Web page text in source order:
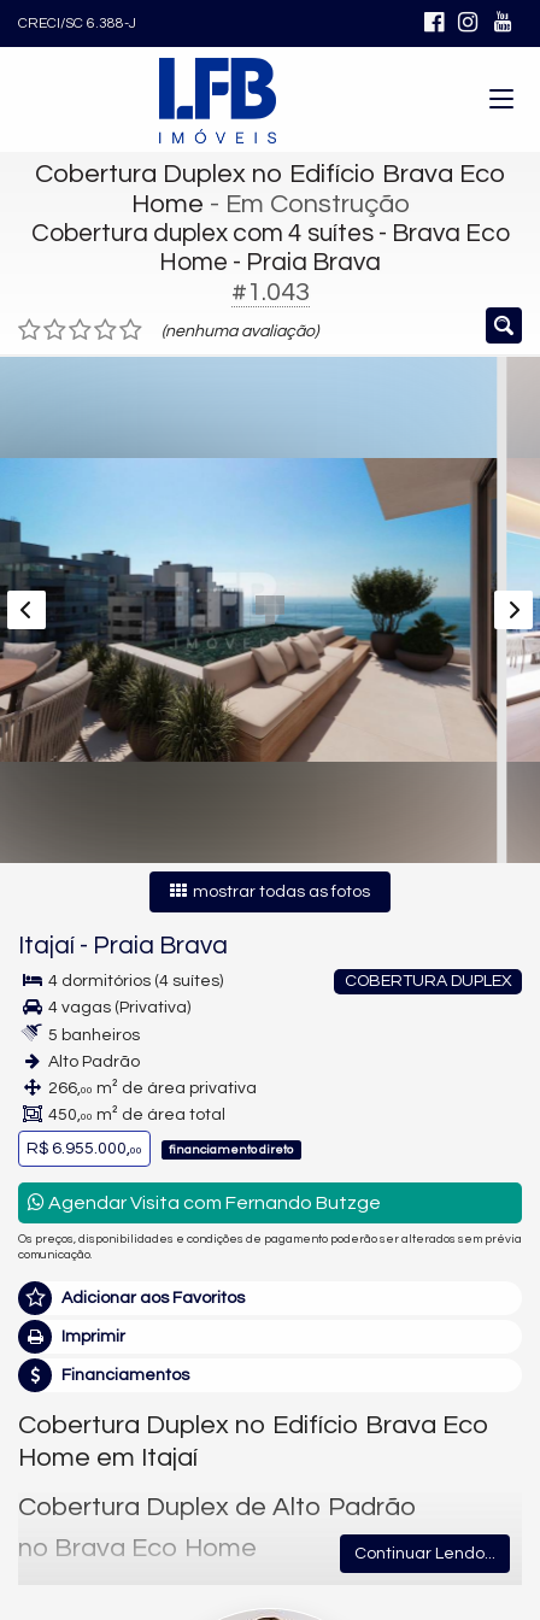
CRECI/SC 6.388-J
Cobertura Duplex no Edifício Brava Eco
Home - Em Construção
Cobertura duplex com 4 suítes - Brava Eco
Home - Praia Brava
#1.043
(nenhuma avaliação)
mostrar todas as fotos
Itajaí - Praia Brava
COBERTURA DUPLEX
4 dormitórios (4 suítes)
4 vagas (Privativa)
5 banheiros
Alto Padrão
266,00 m² de área privativa
450,00 m² de área total
R$ 6.955.000,00 financiamento direto
Agendar Visita com Fernando Butzge
Os preços, disponibilidades e condições de pagamento poderão ser alterados sem prévia
comunicação.
Adicionar aos Favoritos
Imprimir
Financiamentos
Cobertura Duplex no Edifício Brava Eco
Home em Itajaí
Cobertura Duplex de Alto Padrão
no Brava Eco Home
Continuar Lendo...